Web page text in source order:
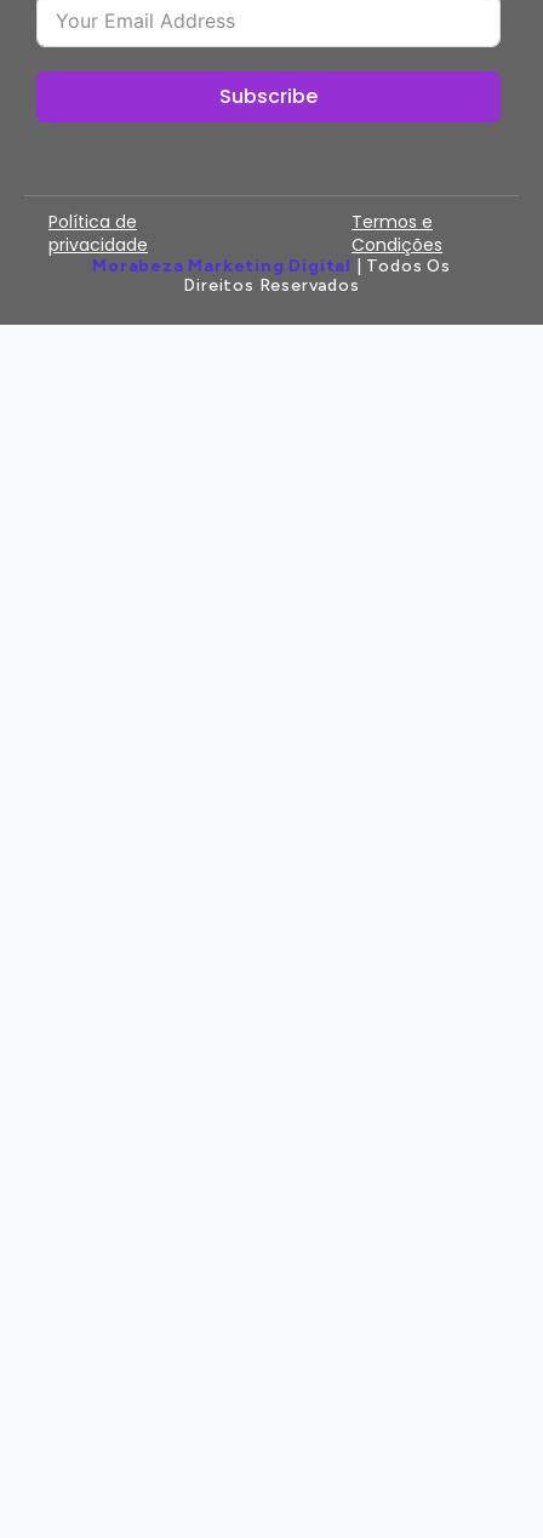
Subscribe
Política de
privacidade
Termos e
Condições
Morabeza Marketing Digital
| Todos Os
Direitos Reservados